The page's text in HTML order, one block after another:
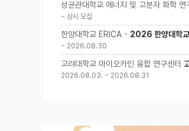
성균관대학교 에너지 및 고분자 화학 연
~ 상시 모집
한양대학교 ERICA - 2026 한양대학교
~ 2026.08.30
고려대학교 마이오카인 융합 연구센터
2026.08.03. ~ 2026.08.31